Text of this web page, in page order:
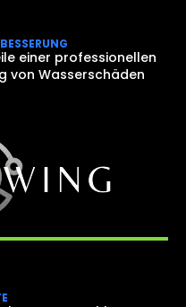
einer professionellen
von Wasserschäden